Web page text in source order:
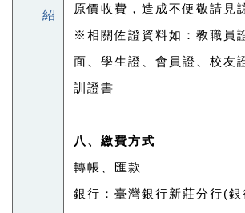
紹
原價收費，造成不便敬請見
※相關佐證資料如：教職員
面、學生證、會員證、校友
訓證書
八、繳費方式
轉帳、匯款
銀行：臺灣銀行新莊分行(